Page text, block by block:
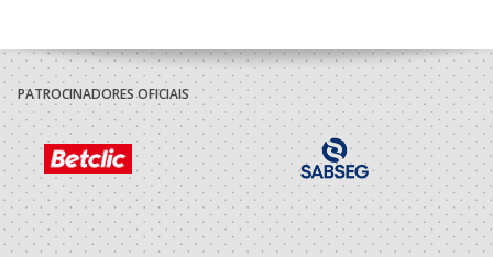
A.A. Porto
Centro
Desportivo
Cultural Santana
Seniores M
2021/22
A.A. Porto
Associacao
Atletica Aguas
Santas
SUB-20 M / Seniores M
PATROCINADORES OFICIAIS